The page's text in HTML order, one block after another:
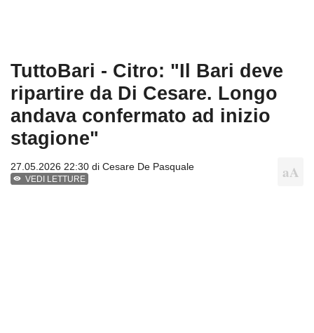
TuttoBari - Citro: "Il Bari deve
ripartire da Di Cesare. Longo
andava confermato ad inizio
stagione"
27.05.2026 22:30 di Cesare De Pasquale
VEDI LETTURE